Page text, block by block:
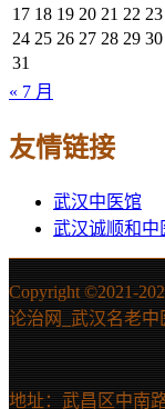
17 18 19 20 21 22 23
24 25 26 27 28 29 30
31
« 7 月
友情链接
武汉中医馆
武汉诚顺和中
Copyright ©2021-
论治网_武汉名老中
地址：武昌区中南